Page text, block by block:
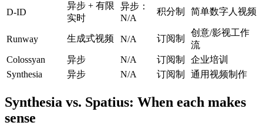
D-ID
异步 + 有限
实时
异步：
N/A
积分制 简单数字人视频
Runway 生成式视频 N/A 订阅制
创意/影视工作
流
Colossyan
异步 N/A 订阅制
企业培训
Synthesia
异步 N/A 订阅制 通用视频制作
Synthesia vs. Spatius: When each makes
sense